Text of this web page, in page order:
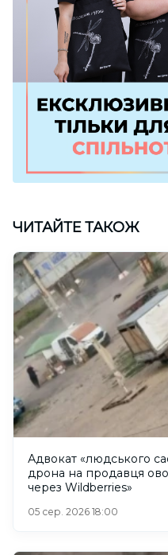
ЧИТАЙТЕ ТАКОЖ
Адвокат «людського
дрона на продавця
через Wildberries»
05 сер. 2026 18:00